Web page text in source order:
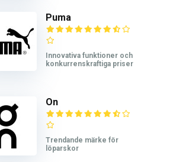
Puma
Innovativa funktioner och
konkurrenskraftiga priser
On
Trendande märke för
löparskor